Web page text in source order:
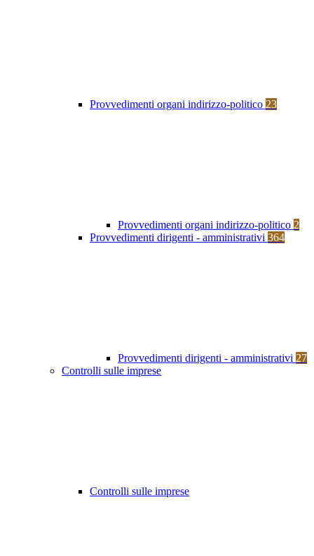
Provvedimenti organi indirizzo-politico 23
Provvedimenti organi indirizzo-politico 2
Provvedimenti dirigenti - amministrativi 364
Provvedimenti dirigenti - amministrativi 27
Controlli sulle imprese
Controlli sulle imprese